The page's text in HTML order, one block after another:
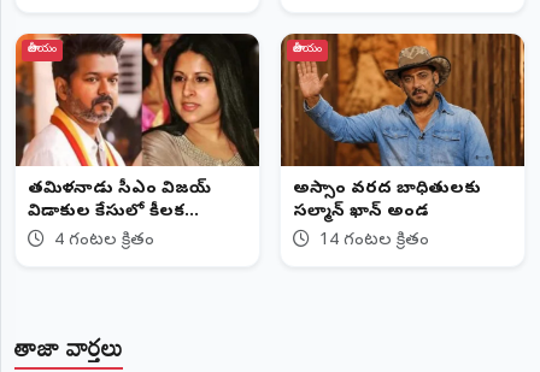
జాతీయం
తమిళనాడు సీఎం విజయ్‌
విడాకుల కేసులో కీలక
మలుపు4 గంటల క్రితం
జాతీయం
అస్సాం వరద బాధితులకు
సల్మాన్ ఖాన్ అండ
14 గంటల క్రితం
తాజా వార్తలు